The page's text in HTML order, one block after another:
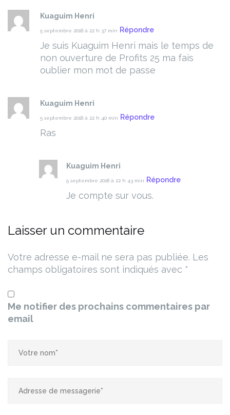
Kuaguim Henri
5 septembre 2018 à 22 h 37 min Répondre
Je suis Kuaguim Henri mais le temps de
non ouverture de Profits 25 ma fais
oublier mon mot de passe
Kuaguim Henri
5 septembre 2018 à 22 h 40 min Répondre
Ras
Kuaguim Henri
5 septembre 2018 à 22 h 43 min Répondre
Je compte sur vous.
Laisser un commentaire
Votre adresse e-mail ne sera pas publiée. Les
champs obligatoires sont indiqués avec *
Me notifier des prochains commentaires par
email